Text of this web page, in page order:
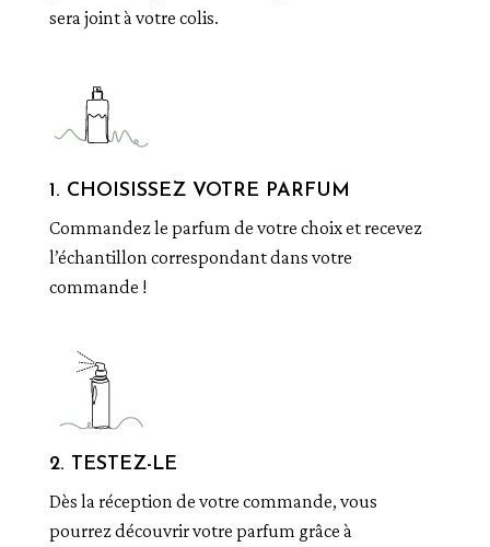
sera joint à votre colis.
1. CHOISISSEZ VOTRE PARFUM
Commandez le parfum de votre choix et recevez
l’échantillon correspondant dans votre
commande !
2. TESTEZ-LE
Dès la réception de votre commande, vous
pourrez découvrir votre parfum grâce à